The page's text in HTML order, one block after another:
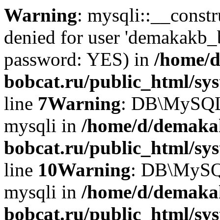
Warning:
denied for user
password: YES) in /home/
bobcat.ru/public_html/
line 7Warning:
mysqli in /home/d/
bobcat.ru/public_html/
line 10Warning:
mysqli in /home/d/
bobcat.ru/public_html/